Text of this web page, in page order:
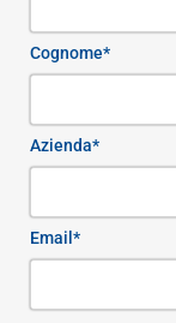
Cognome*
Azienda*
Email*